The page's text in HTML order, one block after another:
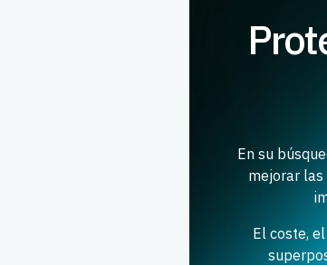
En su
mejorar las
El coste,